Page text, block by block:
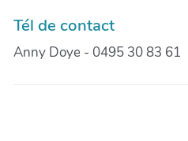
Tél de contact
Anny Doye - 0495 30 83 61